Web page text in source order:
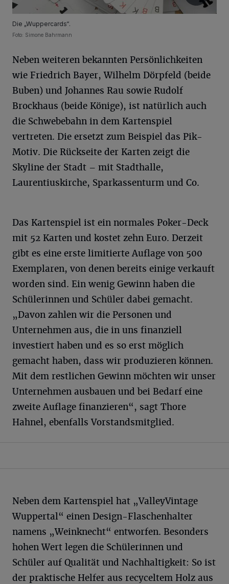
Die „Wuppercards“.
Foto: Simone Bahrmann
Neben weiteren bekannten Persönlichkeiten
wie Friedrich Bayer, Wilhelm Dörpfeld (beide
Buben) und Johannes Rau sowie Rudolf
Brockhaus (beide Könige), ist natürlich auch
die Schwebebahn in dem Kartenspiel
vertreten. Die ersetzt zum Beispiel das Pik-
Motiv. Die Rückseite der Karten zeigt die
Skyline der Stadt – mit Stadthalle,
Laurentiuskirche, Sparkassenturm und Co.
Das Kartenspiel ist ein normales Poker-Deck
mit 52 Karten und kostet zehn Euro. Derzeit
gibt es eine erste limitierte Auflage von 500
Exemplaren, von denen bereits einige verkauft
worden sind. Ein wenig Gewinn haben die
Schülerinnen und Schüler dabei gemacht.
„Davon zahlen wir die Personen und
Unternehmen aus, die in uns finanziell
investiert haben und es so erst möglich
gemacht haben, dass wir produzieren können.
Mit dem restlichen Gewinn möchten wir unser
Unternehmen ausbauen und bei Bedarf eine
zweite Auflage finanzieren“, sagt Thore
Hahnel, ebenfalls Vorstandsmitglied.
Neben dem Kartenspiel hat „ValleyVintage
Wuppertal“ einen Design-Flaschenhalter
namens „Weinknecht“ entworfen. Besonders
hohen Wert legen die Schülerinnen und
Schüler auf Qualität und Nachhaltigkeit: So ist
der praktische Helfer aus recyceltem Holz aus